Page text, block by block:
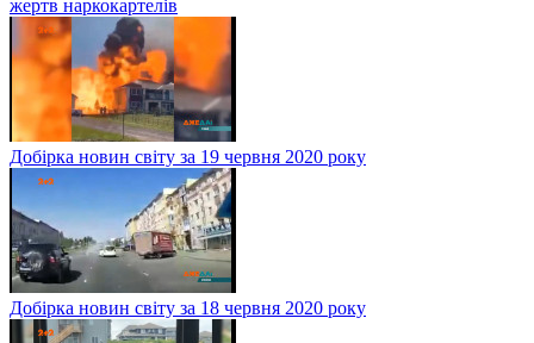
жертв наркокартелів
Добірка новин світу за 19 червня 2020 року
Добірка новин світу за 18 червня 2020 року